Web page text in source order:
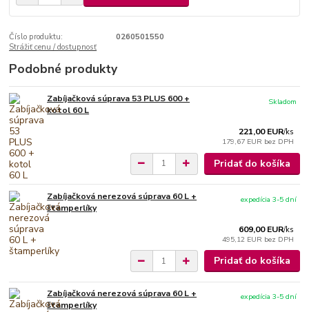
Číslo produktu:
0260501550
Strážiť cenu / dostupnosť
Podobné produkty
Zabíjačková súprava 53 PLUS 600 +
kotol 60 L
221,00 EUR/ks
179,67 EUR bez DPH
Skladom
Pridať do košíka
Zabíjačková nerezová súprava 60 L +
štamperlíky
609,00 EUR/ks
495,12 EUR bez DPH
expedícia 3-5 dní
Pridať do košíka
Zabíjačková nerezová súprava 60 L +
štamperlíky
expedícia 3-5 dní